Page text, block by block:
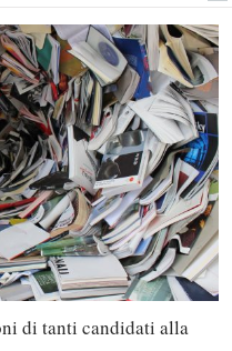
di tanti candidati alla